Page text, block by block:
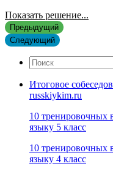
Показать решение...
Предыдущий
Следующий
Итоговое
russkiykim.ru
10 тренировочных
языку 5 класс
10 тренировочных
языку 4 класс